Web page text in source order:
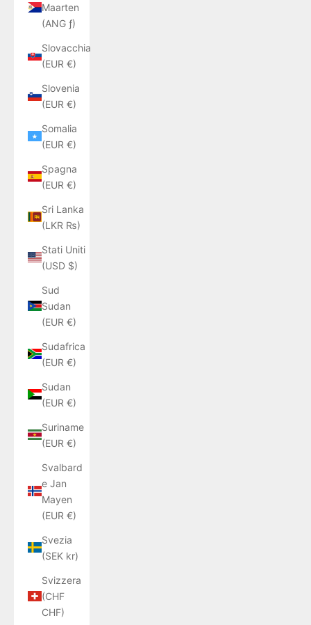
Maarten
(ANG ƒ)
Slovacchia
(EUR €)
Slovenia
(EUR €)
Somalia
(EUR €)
Spagna
(EUR €)
Sri Lanka
(LKR ₨)
Stati Uniti
(USD $)
Sud
Sudan
(EUR €)
Sudafrica
(EUR €)
Sudan
(EUR €)
Suriname
(EUR €)
Svalbard
e Jan
Mayen
(EUR €)
Svezia
(SEK kr)
Svizzera
(CHF
CHF)